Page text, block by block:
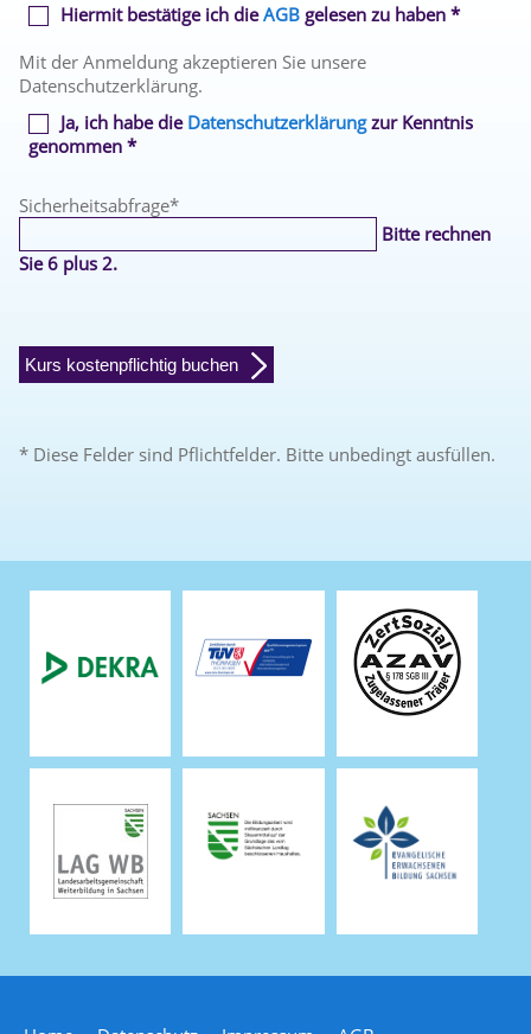
Hiermit bestätige ich dieAGB gelesen zu haben *
Mit der Anmeldung akzeptieren Sie unsere
Datenschutzerklärung.
Ja, ich habe die Datenschutzerklärungzur Kenntnis
genommen *
Sicherheitsabfrage*
Bitte rechnen
Sie 6 plus 2.
Kurs kostenpflichtig buchen
* Diese Felder sind Pflichtfelder. Bitte unbedingt ausfüllen.